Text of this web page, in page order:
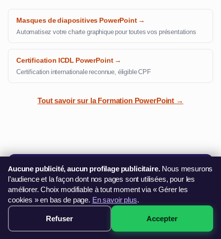
Masques de diapositives PowerPoint →
Automatisez votre charte graphique pour toutes vos présentations
Certification ICDL PowerPoint →
Certification internationale reconnue, éligible CPF
Tout savoir sur la Formation PowerPoint →
Formation PowerPoint à Béziers
Achat Direct · Démarrage 48h
Dès249€
CB · PayPal · 3× sans frais
✓ 4 formules de 14h à 28h
✓ Suivi pédagogique individuel
M'inscrire immédiatement →
249€ · Voir les sessions →
Aucune publicité, aucun profilage publicitaire.Nous mesurons
l’audience et la façon dont nos pages sont utilisées, pour les
améliorer. Choix modifiable à tout moment via « Gérer les
cookies » en bas de page. En savoir plus.
Refuser Accepter